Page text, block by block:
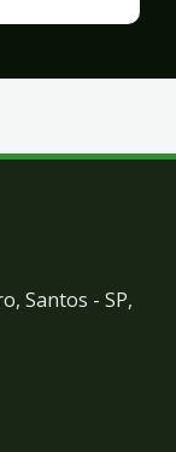
Santos - SP,